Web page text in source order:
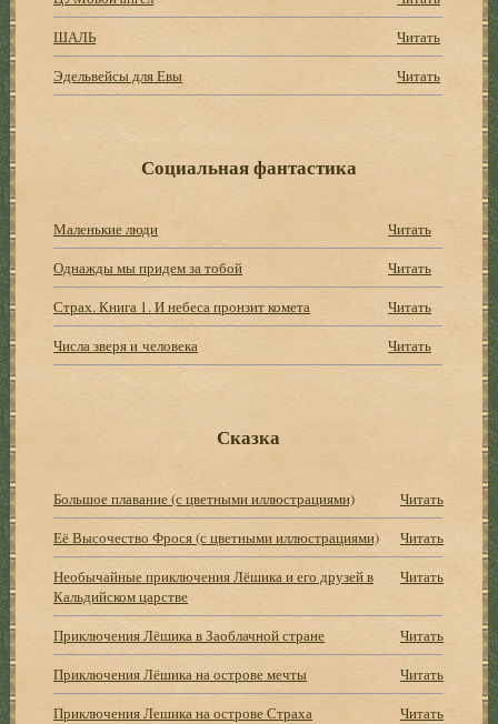
ШАЛЬ
Читать
Эдельвейсы для Евы
Читать
Социальная фантастика
Маленькие люди
Читать
Однажды мы придем за тобой
Читать
Страх. Книга 1. И небеса пронзит комета
Читать
Числа зверя и человека
Читать
Сказка
Большое плавание (с цветными иллюстрациями)
Читать
Её Высочество Фрося (с цветными иллюстрациями)
Читать
Необычайные приключения Лёшика и его друзей в
Кальдийском царстве
Читать
Приключения Лёшика в Заоблачной стране
Читать
Приключения Лёшика на острове мечты
Читать
Приключения Лешика на острове Страха
Читать